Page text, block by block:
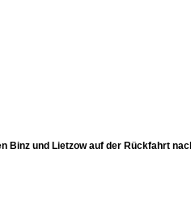
Binz und Lietzow auf der Rückfahrt